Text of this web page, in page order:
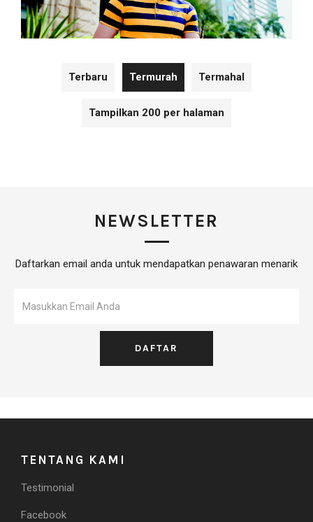
Terbaru Termurah Termahal
Tampilkan 200 per halaman
NEWSLETTER
Daftarkan email anda untuk mendapatkan penawaran menarik
TENTANG KAMI
Testimonial
Facebook